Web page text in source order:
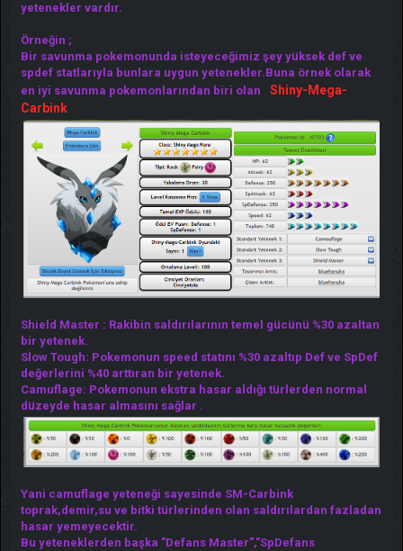
yetenekler vardır.
Örneğin ;
Bir savunma pokemonunda isteyeceğimiz şey yüksek def ve
spdef statlarıyla bunlara uygun yetenekler.Buna örnek olarak
en iyi savunma pokemonlarından biri olan
Shiny-Mega-
Carbink
Shield Master : Rakibin saldırılarının temel gücünü %30 azaltan
bir yetenek.
Slow Tough: Pokemonun speed statını %30 azaltıp Def ve SpDef
değerlerini %40 arttıran bir yetenek.
Camuflage: Pokemonun ekstra hasar aldığı türlerden normal
düzeyde hasar almasını sağlar .
Yani camuflage yeteneği sayesinde SM-Carbink
toprak,demir,su ve bitki türlerinden olan saldırılardan fazladan
hasar yemeyecektir.
Bu yeteneklerden başka "Defans Master","SpDefans